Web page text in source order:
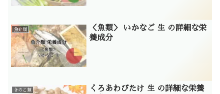
魚介類
＜魚類＞ いかなご 生 の詳細な栄
養成分
きのこ類
くろあわびたけ 生 の詳細な栄養